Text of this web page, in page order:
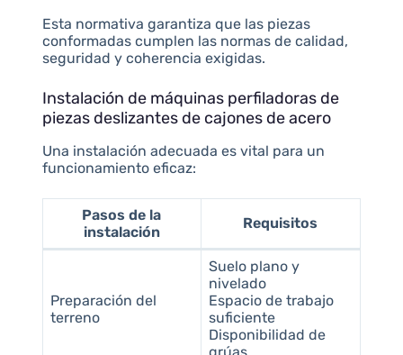
Esta normativa garantiza que las piezas
conformadas cumplen las normas de calidad,
seguridad y coherencia exigidas.
Instalación de máquinas perfiladoras de
piezas deslizantes de cajones de acero
Una instalación adecuada es vital para un
funcionamiento eficaz:
Pasos de la
instalación
Requisitos
Preparación del
terreno
Suelo plano y
nivelado
Espacio de trabajo
suficiente
Disponibilidad de